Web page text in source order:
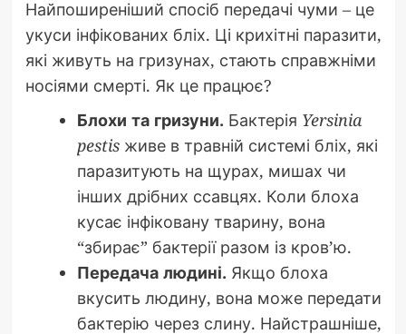
Найпоширеніший спосіб передачі чуми – це
укуси інфікованих бліх. Ці крихітні паразити,
які живуть на гризунах, стають справжніми
носіями смерті. Як це працює?
Блохи та гризуни. Бактерія Yersinia
pestisживе в травній системі бліх, які
паразитують на щурах, мишах чи
інших дрібних ссавцях. Коли блоха
кусає інфіковану тварину, вона
“збирає” бактерії разом із кров’ю.
Передача людині. Якщо блоха
вкусить людину, вона може передати
бактерію через слину. Найстрашніше,